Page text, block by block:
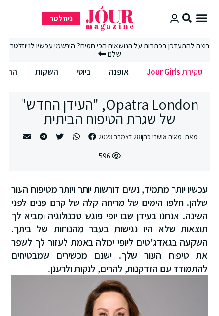
ניוזלטר
רוצה להתעדכן בכתבות על הנושאים הכי חמים?הירשמיעכשיו לניוזלטר
שלנו
סקירת Jour Girls אופנה ביוטי השקות החיים
Opatra London, "העידן החדש"
של שגרת הטיפוח הביתית
מאת:מאיה אושרי כהן 28 דצמבר 2023
596
עכשיו יותר מתמיד, נשים דורשות יותר ויותר מטיפוח העור
שלהן. חלפו הימים של מריחה קלה של קרם פנים לפני
השינה. אנחנו בעידן שבו יופי פוגש טכנולוגיה ומביא לך
תוצאות שלא היו נגישות בעבר מהנוחות של ביתך.
השקעה בגאדג'טים ליופי יכולה באמת לעזור לך לשפר
את טיפוח העור שלך. ישנם מכשירים שמבטיחים
להתמודד עם הזדקנות, להרים, לנקות ולרענן.